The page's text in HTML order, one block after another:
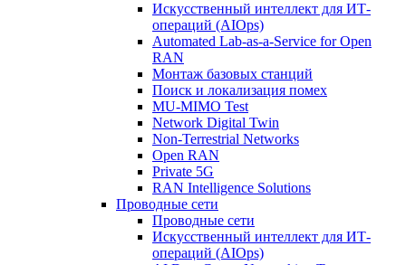
Искусственный интеллект для ИТ-
операций (AIOps)
Automated Lab-as-a-Service for Open
RAN
Монтаж базовых станций
Поиск и локализация помех
MU-MIMO Test
Network Digital Twin
Non-Terrestrial Networks
Open RAN
Private 5G
RAN Intelligence Solutions
Проводные сети
Проводные сети
Искусственный интеллект для ИТ-
операций (AIOps)